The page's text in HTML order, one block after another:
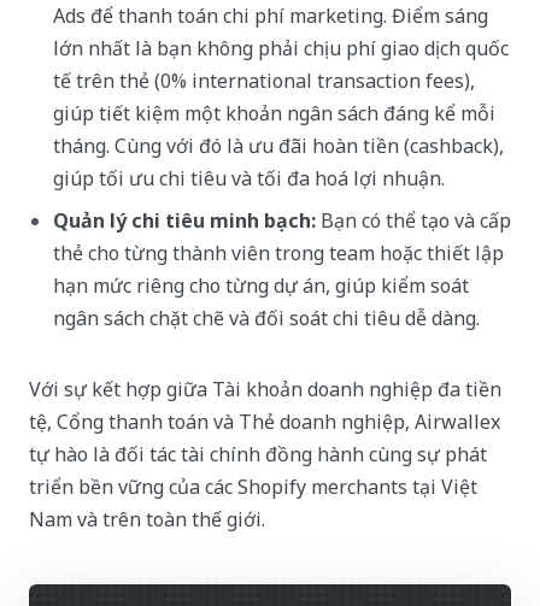
Ads để thanh toán chi phí marketing. Điểm sáng
lớn nhất là bạn không phải chịu phí giao dịch quốc
tế trên thẻ (0% international transaction fees),
giúp tiết kiệm một khoản ngân sách đáng kể mỗi
tháng. Cùng với đó là ưu đãi hoàn tiền (cashback),
giúp tối ưu chi tiêu và tối đa hoá lợi nhuận.
Quản lý chi tiêu minh bạch: Bạn có thể tạo và cấp
thẻ cho từng thành viên trong team hoặc thiết lập
hạn mức riêng cho từng dự án, giúp kiểm soát
ngân sách chặt chẽ và đối soát chi tiêu dễ dàng.
Với sự kết hợp giữa Tài khoản doanh nghiệp đa tiền
tệ, Cổng thanh toán và Thẻ doanh nghiệp, Airwallex
tự hào là đối tác tài chính đồng hành cùng sự phát
triển bền vững của các Shopify merchants tại Việt
Nam và trên toàn thế giới.